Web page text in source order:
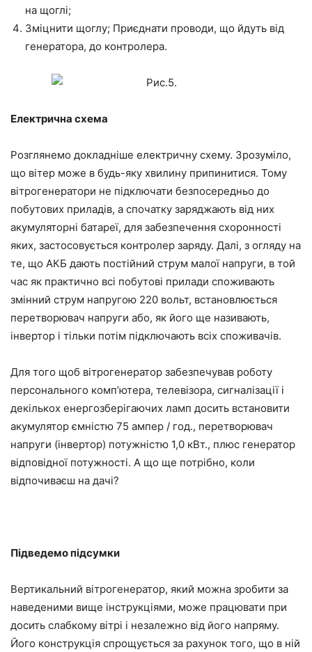
на щоглі;
Зміцнити щоглу; Приєднати проводи, що йдуть від
генератора, до контролера.
Електрична схема
Розглянемо докладніше електричну схему. Зрозуміло,
що вітер може в будь-яку хвилину припинитися. Тому
вітрогенератори не підключати безпосередньо до
побутових приладів, а спочатку заряджають від них
акумуляторні батареї, для забезпечення схоронності
яких, застосовується контролер заряду. Далі, з огляду на
те, що АКБ дають постійний струм малої напруги, в той
час як практично всі побутові прилади споживають
змінний струм напругою 220 вольт, встановлюється
перетворювач напруги або, як його ще називають,
інвертор і тільки потім підключають всіх споживачів.
Для того щоб вітрогенератор забезпечував роботу
персонального комп’ютера, телевізора, сигналізації і
декількох енергозберігаючих ламп досить встановити
акумулятор ємністю 75 ампер / год., перетворювач
напруги (інвертор) потужністю 1,0 кВт., плюс генератор
відповідної потужності. А що ще потрібно, коли
відпочиваєш на дачі?
Підведемо підсумки
Вертикальний вітрогенератор, який можна зробити за
наведеними вище інструкціями, може працювати при
досить слабкому вітрі і незалежно від його напряму.
Його конструкція спрощується за рахунок того, що в ній